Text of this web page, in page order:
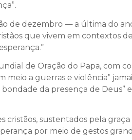
de dezembro — a última do
que vivem em contextos
de Oração do Papa, com
meio a guerras e violência”
da presença de Deus”
cristãos, sustentados pela
por meio de gestos